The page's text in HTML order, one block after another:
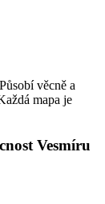
věcně a
mapa je
Vesmíru